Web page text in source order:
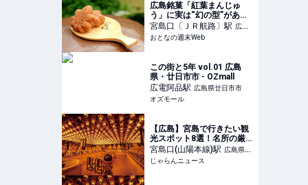
広島銘菓「紅葉まんじゅ
う」に実は“幻の型”があっ
た 宮島の老舗旅館が発
祥、今や誰もが知る人気和
菓子になった背景に迫る -
宮島口〔ＪＲ航路〕駅 広島
県廿日市市
おとなの週末Web
この街と5年 vol.01 広島
県・廿日市市 - OZmall
広電阿品駅 広島県廿日市市
オズモール
【広島】宮島で行きたい観
光スポット8選！名所の厳
島神社やおすすめグルメも
＜2024＞ ｜じゃらんニュ
ース
宮島口(山陽本線)駅 広島県廿
日市市
じゃらんニュース